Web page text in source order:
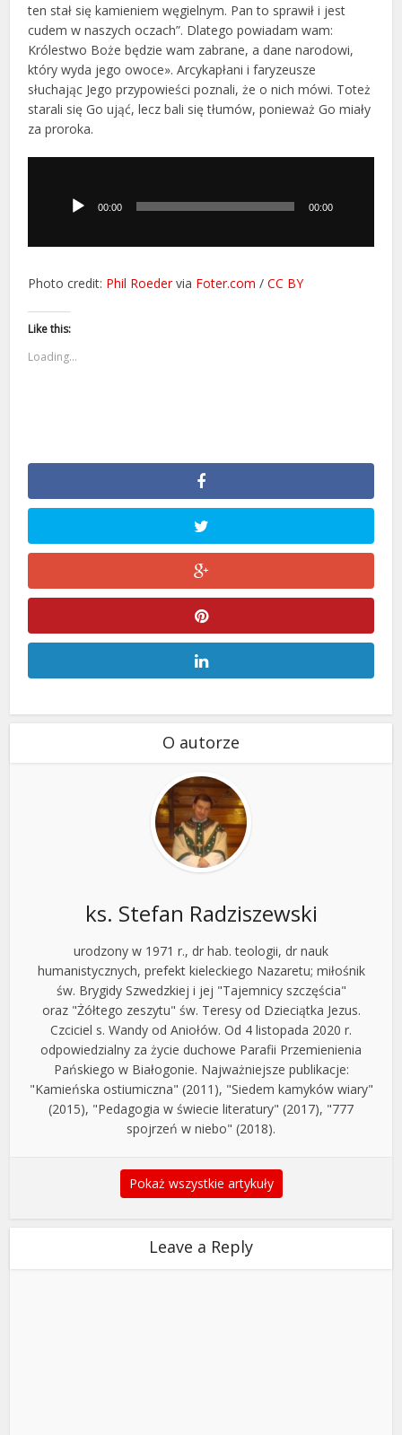
ten stał się kamieniem węgielnym. Pan to sprawił i jest
cudem w naszych oczach”. Dlatego powiadam wam:
Królestwo Boże będzie wam zabrane, a dane narodowi,
który wyda jego owoce». Arcykapłani i faryzeusze
słuchając Jego przypowieści poznali, że o nich mówi. Toteż
starali się Go ująć, lecz bali się tłumów, ponieważ Go miały
za proroka.
dźwiękowych00:00 00:00
Photo credit: Phil Roedervia Foter.com /CC BY
Like this:
Loading...
O autorze
ks. Stefan Radziszewski
urodzony w 1971 r., dr hab. teologii, dr nauk
humanistycznych, prefekt kieleckiego Nazaretu; miłośnik
św. Brygidy Szwedzkiej i jej "Tajemnicy szczęścia"
oraz "Żółtego zeszytu" św. Teresy od Dzieciątka Jezus.
Czciciel s. Wandy od Aniołów. Od 4 listopada 2020 r.
odpowiedzialny za życie duchowe Parafii Przemienienia
Pańskiego w Białogonie. Najważniejsze publikacje:
"Kamieńska ostiumiczna" (2011), "Siedem kamyków wiary"
(2015), "Pedagogia w świecie literatury" (2017), "777
spojrzeń w niebo" (2018).
Pokaż wszystkie artykuły
Leave a Reply